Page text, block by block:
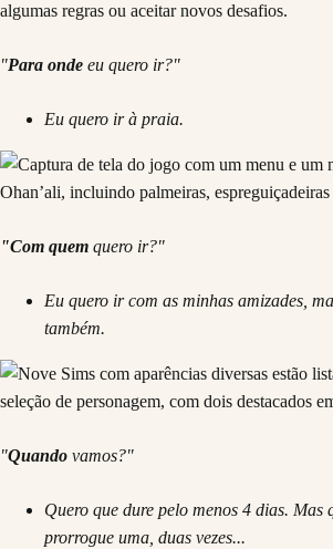
algumas regras ou aceitar novos desafios.
"Para onde eu quero ir?"
Eu quero ir à praia.
"Com quem quero ir?"
Eu quero ir com as minhas amizades,
também.
"Quando vamos?"
Quero que dure pelo menos 4 dias. Mas
prorrogue uma, duas vezes...